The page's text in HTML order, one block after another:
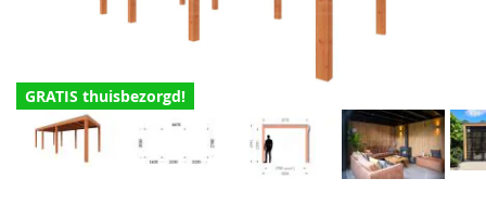
GRATIS thuisbezorgd!